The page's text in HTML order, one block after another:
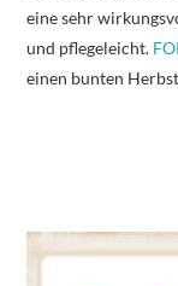
eine sehr
und pflegeleicht.
einen bunten